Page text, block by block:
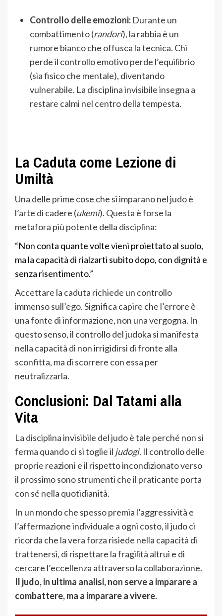
Controllo delle emozioni: Durante un
combattimento (randori), la rabbia è un
rumore bianco che offusca la tecnica. Chi
perde il controllo emotivo perde l’equilibrio
(sia fisico che mentale), diventando
vulnerabile. La disciplina invisibile insegna a
restare calmi nel centro della tempesta.
La Caduta come Lezione di
Umiltà
Una delle prime cose che si imparano nel judo è
l’arte di cadere (ukemi). Questa è forse la
metafora più potente della disciplina:
“Non conta quante volte vieni proiettato al suolo,
ma la capacità di rialzarti subito dopo, con dignità e
senza risentimento.”
Accettare la caduta richiede un controllo
immenso sull’ego. Significa capire che l’errore è
una fonte di informazione, non una vergogna. In
questo senso, il controllo del judoka si manifesta
nella capacità di non irrigidirsi di fronte alla
sconfitta, ma di scorrere con essa per
neutralizzarla.
Conclusioni: Dal Tatami alla
Vita
La disciplina invisibile del judo è tale perché non si
ferma quando ci si toglie il judogi. Il controllo delle
proprie reazioni e il rispetto incondizionato verso
il prossimo sono strumenti che il praticante porta
con sé nella quotidianità.
In un mondo che spesso premia l’aggressività e
l’affermazione individuale a ogni costo, il judo ci
ricorda che la vera forza risiede nella capacità di
trattenersi, di rispettare la fragilità altrui e di
cercare l’eccellenza attraverso la collaborazione.
Il judo, in ultima analisi, non serve a imparare a
combattere, ma a imparare a vivere.